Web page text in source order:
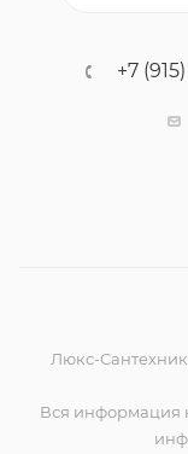
+7
Люкс-
Вся информация